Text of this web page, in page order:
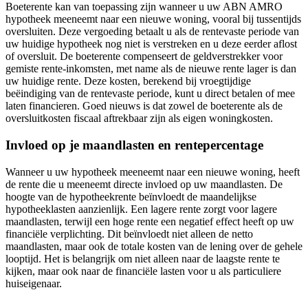
Boeterente kan van toepassing zijn wanneer u uw ABN AMRO
hypotheek meeneemt naar een nieuwe woning, vooral bij tussentijds
oversluiten. Deze vergoeding betaalt u als de rentevaste periode van
uw huidige hypotheek nog niet is verstreken en u deze eerder aflost
of oversluit. De boeterente compenseert de geldverstrekker voor
gemiste rente-inkomsten, met name als de nieuwe rente lager is dan
uw huidige rente. Deze kosten, berekend bij vroegtijdige
beëindiging van de rentevaste periode, kunt u direct betalen of mee
laten financieren. Goed nieuws is dat zowel de boeterente als de
oversluitkosten fiscaal aftrekbaar zijn als eigen woningkosten.
Invloed op je maandlasten en rentepercentage
Wanneer u uw hypotheek meeneemt naar een nieuwe woning, heeft
de rente die u meeneemt directe invloed op uw maandlasten. De
hoogte van de hypotheekrente beïnvloedt de maandelijkse
hypotheeklasten aanzienlijk. Een lagere rente zorgt voor lagere
maandlasten, terwijl een hoge rente een negatief effect heeft op uw
financiële verplichting. Dit beïnvloedt niet alleen de netto
maandlasten, maar ook de totale kosten van de lening over de gehele
looptijd. Het is belangrijk om niet alleen naar de laagste rente te
kijken, maar ook naar de financiële lasten voor u als particuliere
huiseigenaar.